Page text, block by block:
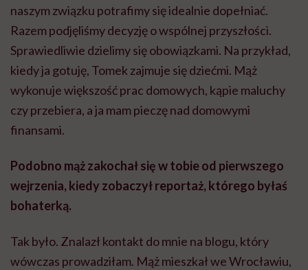
naszym związku potrafimy się idealnie dopełniać.
Razem podjęliśmy decyzję o wspólnej przyszłości.
Sprawiedliwie dzielimy się obowiązkami. Na przykład,
kiedy ja gotuję, Tomek zajmuje się dziećmi. Mąż
wykonuje większość prac domowych, kąpie maluchy
czy przebiera, a ja mam pieczę nad domowymi
finansami.
Podobno mąż zakochał się w tobie od pierwszego
wejrzenia, kiedy zobaczył reportaż, którego byłaś
bohaterką.
Tak było. Znalazł kontakt do mnie na blogu, który
wówczas prowadziłam. Mąż mieszkał we Wrocławiu,